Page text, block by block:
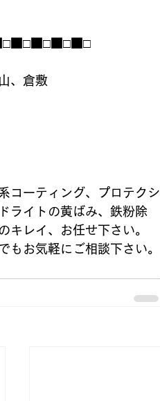
、倉敷
コーティング、プロテクシ
ライトの黄ばみ、鉄粉除
キレイ、お任せ下さい。
もお気軽にご相談下さい。